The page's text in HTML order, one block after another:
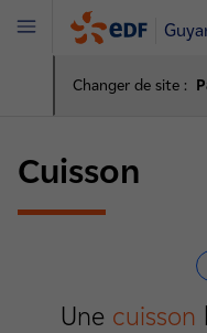
Changer de site :
Menu
Cuisson
Une cuisson